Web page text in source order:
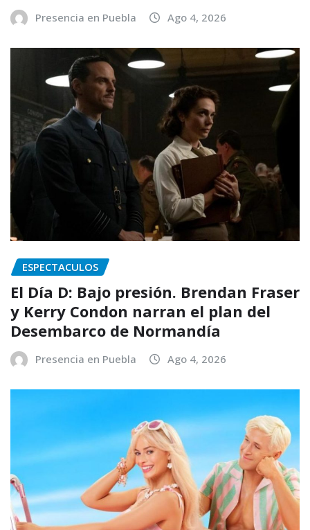
Presencia en Puebla Ago 4, 2026
ESPECTACULOS
El Día D: Bajo presión. Brendan Fraser
y Kerry Condon narran el plan del
Desembarco de Normandía
Presencia en Puebla Ago 4, 2026